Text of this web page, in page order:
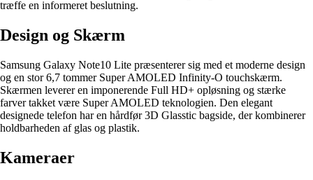
træffe en informeret beslutning.
Design og Skærm
Samsung Galaxy Note10 Lite præsenterer sig med et moderne design
og en stor 6,7 tommer Super AMOLED Infinity-O touchskærm.
Skærmen leverer en imponerende Full HD+ opløsning og stærke
farver takket være Super AMOLED teknologien. Den elegant
designede telefon har en hårdfør 3D Glasstic bagside, der kombinerer
holdbarheden af glas og plastik.
Kameraer